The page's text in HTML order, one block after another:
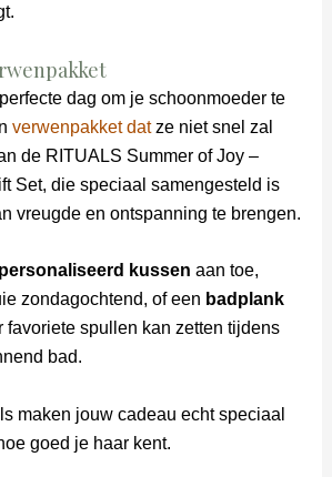
dag om je schoonmoeder te
verwenpakket datze niet snel zal
de RITUALS Summer of Joy –
Set, die speciaal samengesteld is
vreugde en ontspanning te brengen.
kussen aan toe,
zondagochtend, of een badplank
favoriete spullen kan zetten tijdens
bad.
maken jouw cadeau echt speciaal
goed je haar kent.